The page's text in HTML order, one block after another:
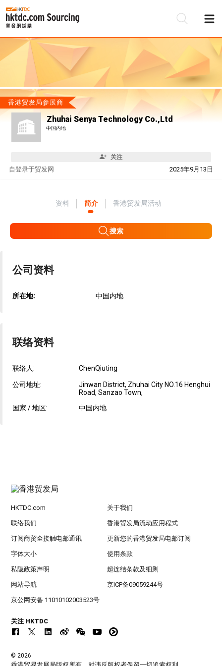
香港贸发局参展商
Zhuhai Senya Technology Co.,Ltd
中国内地
关注
自 2025年9月13日
登录于贸发网
资料 简介 香港贸发局活动
搜索
公司资料
所在地: 中国内地
联络资料
联络人: ChenQiuting
公司地址:
Jinwan District, Zhuhai City NO.16 Henghui
Road, Sanzao Town,
国家 / 地区:
中国内地
HKTDC.com 关于我们
联络我们 香港贸发局流动应用程式
订阅商贸全接触电邮通讯 更新您的香港贸发局电邮订阅
字体大小 使用条款
私隐政策声明 超连结条款及细则
网站导航 京ICP备09059244号
京公网安备 11010102003523号
关注 HKTDC
© 2026